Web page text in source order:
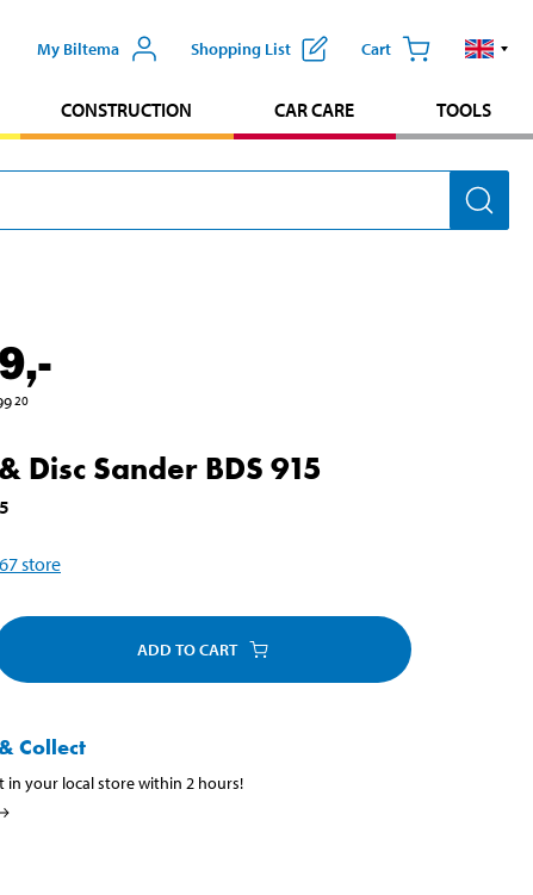
My Biltema Shopping List Cart
CONSTRUCTION CAR CARE TOOLS
,-
20
Disc Sander BDS 915
67store
ADD TO CART
Collect
in your local store within 2 hours!